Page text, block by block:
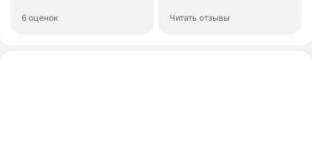
6 оценок Читать отзывы